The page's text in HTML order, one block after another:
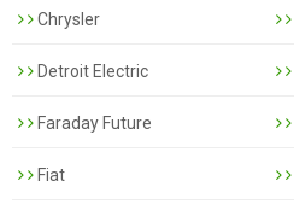
Chrysler
Detroit Electric
Faraday Future
Fiat